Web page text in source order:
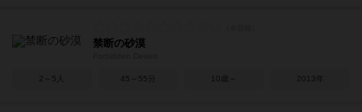
禁断の砂漠
2～5人 45～55分 10歳～ 2013年